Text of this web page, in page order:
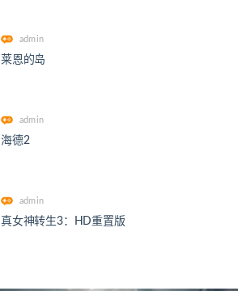
admin
莱恩的岛
admin
海德2
admin
真女神转生3：HD重置版